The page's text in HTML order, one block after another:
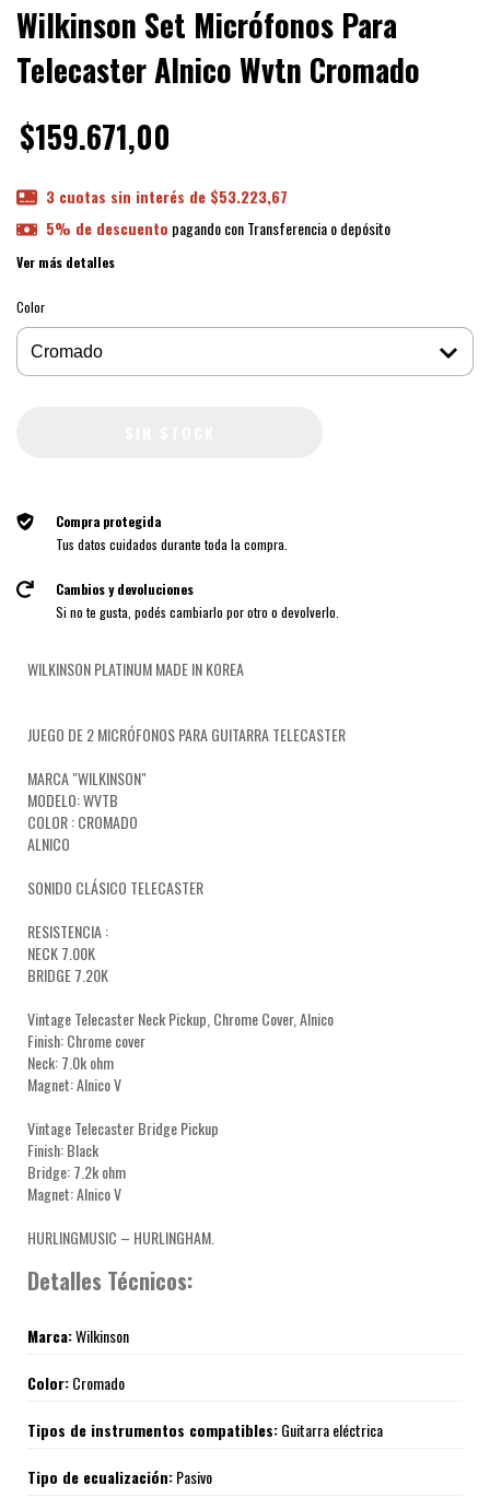
Wilkinson Set Micrófonos Para
Telecaster Alnico Wvtn Cromado
$159.671,00
3 cuotas sin interés de $53.223,67
5% de descuento pagando con Transferencia o depósito
Ver más detalles
Color
Compra protegida
Tus datos cuidados durante toda la compra.
Cambios y devoluciones
Si no te gusta, podés cambiarlo por otro o devolverlo.
WILKINSON PLATINUM MADE IN KOREA
JUEGO DE 2 MICRÓFONOS PARA GUITARRA TELECASTER
MARCA "WILKINSON"
MODELO: WVTB
COLOR : CROMADO
ALNICO
SONIDO CLÁSICO TELECASTER
RESISTENCIA :
NECK 7.00K
BRIDGE 7.20K
Vintage Telecaster Neck Pickup, Chrome Cover, Alnico
Finish: Chrome cover
Neck: 7.0k ohm
Magnet: Alnico V
Vintage Telecaster Bridge Pickup
Finish: Black
Bridge: 7.2k ohm
Magnet: Alnico V
HURLINGMUSIC – HURLINGHAM.
Detalles Técnicos:
Marca:Wilkinson
Color:Cromado
Tipos de instrumentos compatibles:Guitarra eléctrica
Tipo de ecualización:Pasivo